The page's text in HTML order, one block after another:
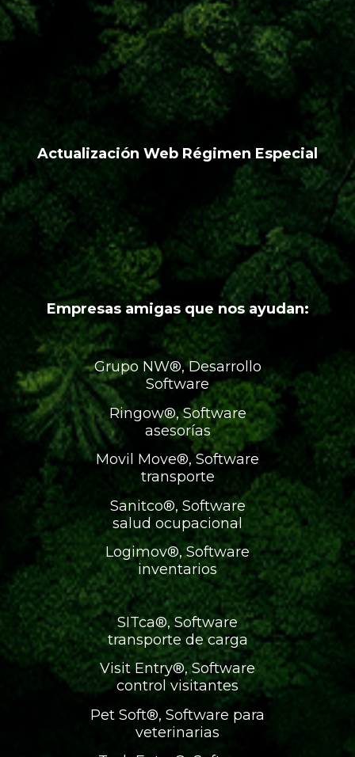
Actualización Web Régimen Especial
Empresas amigas que nos ayudan:
Grupo NW®, Desarrollo
Software
Ringow®, Software
asesorías
Movil Move®, Software
transporte
Sanitco®, Software
salud ocupacional
Logimov®, Software
inventarios
SITca®, Software
transporte de carga
Visit Entry®, Software
control visitantes
Pet Soft®, Software para
veterinarias